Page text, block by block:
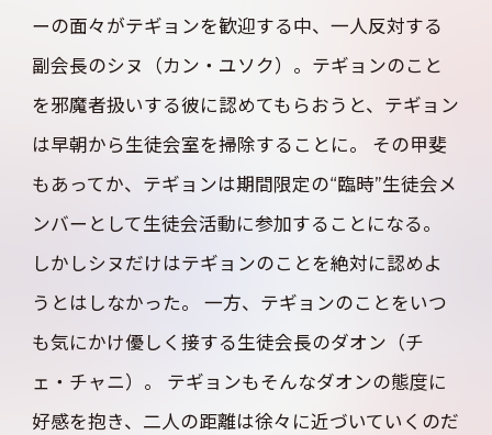
ーの面々がテギョンを歓迎する中、一人反対する
副会長のシヌ（カン・ユソク）。テギョンのこと
を邪魔者扱いする彼に認めてもらおうと、テギョン
は早朝から生徒会室を掃除することに。 その甲斐
もあってか、テギョンは期間限定の“臨時”生徒会メ
ンバーとして生徒会活動に参加することになる。
しかしシヌだけはテギョンのことを絶対に認めよ
うとはしなかった。 一方、テギョンのことをいつ
も気にかけ優しく接する生徒会長のダオン（チ
ェ・チャニ）。 テギョンもそんなダオンの態度に
好感を抱き、二人の距離は徐々に近づいていくのだ